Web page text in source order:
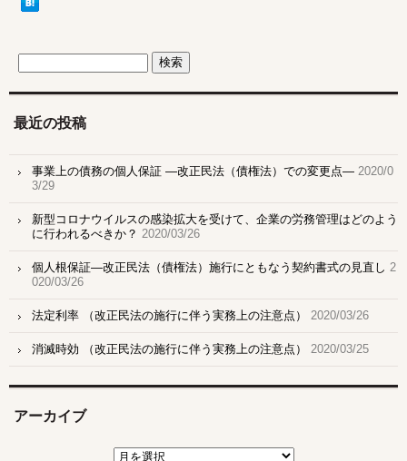
最近の投稿
事業上の債務の個人保証 ―改正民法（債権法）での変更点― 2020/0
3/29
新型コロナウイルスの感染拡大を受けて、企業の労務管理はどのよう
に行われるべきか？ 2020/03/26
個人根保証―改正民法（債権法）施行にともなう契約書式の見直し 2
020/03/26
法定利率 （改正民法の施行に伴う実務上の注意点） 2020/03/26
消滅時効 （改正民法の施行に伴う実務上の注意点） 2020/03/25
アーカイブ